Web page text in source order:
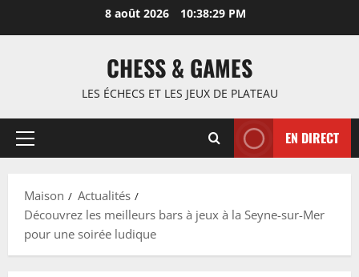
8 août 2026 10:38:30 PM
CHESS & GAMES
LES ÉCHECS ET LES JEUX DE PLATEAU
Menu
EN DIRECT
Maison
Actualités
Découvrez les meilleurs bars à jeux à la Seyne-sur-Mer
pour une soirée ludique